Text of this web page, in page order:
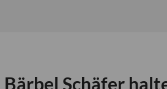
Schäfer